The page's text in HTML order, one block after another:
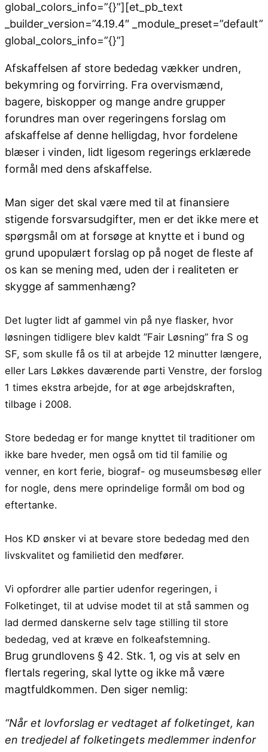
global_colors_info=”{}”][et_pb_text
_builder_version=”4.19.4″ _module_preset=”default”
global_colors_info=”{}”]
Afskaffelsen af store bededag vækker undren,
bekymring og forvirring. Fra overvismænd,
bagere, biskopper og mange andre grupper
forundres man over regeringens forslag om
afskaffelse af denne helligdag, hvor fordelene
blæser i vinden, lidt ligesom regerings erklærede
formål med dens afskaffelse.
Man siger det skal være med til at finansiere
stigende forsvarsudgifter, men er det ikke mere et
spørgsmål om at forsøge at knytte et i bund og
grund upopulært forslag op på noget de fleste af
os kan se mening med, uden der i realiteten er
skygge af sammenhæng?
Det lugter lidt af gammel vin på nye flasker, hvor
løsningen tidligere blev kaldt ”Fair Løsning” fra S og
SF, som skulle få os til at arbejde 12 minutter længere,
eller Lars Løkkes daværende parti Venstre, der forslog
1 times ekstra arbejde, for at øge arbejdskraften,
tilbage i 2008.
Store bededag er for mange knyttet til traditioner om
ikke bare hveder, men også om tid til familie og
venner, en kort ferie, biograf- og museumsbesøg eller
for nogle, dens mere oprindelige formål om bod og
eftertanke.
Hos KD ønsker vi at bevare store bededag med den
livskvalitet og familietid den medfører.
Vi opfordrer alle partier udenfor regeringen, i
Folketinget, til at udvise modet til at stå sammen og
lad dermed danskerne selv tage stilling til store
bededag, ved at kræve en folkeafstemning.
Brug grundlovens § 42. Stk. 1, og vis at selv en
flertals regering, skal lytte og ikke må være
magtfuldkommen. Den siger nemlig:
“Når et lovforslag er vedtaget af folketinget, kan
en tredjedel af folketingets medlemmer indenfor